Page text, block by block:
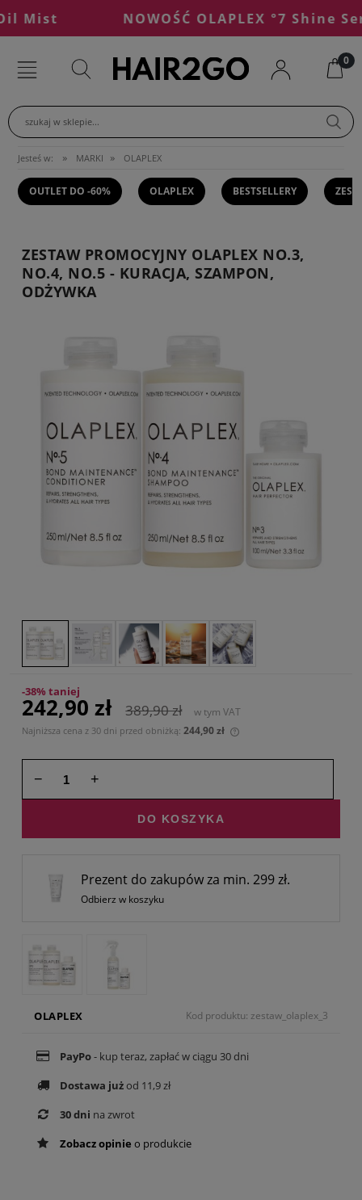
NOWOŚĆ OLAPLEX °7 Shine
szukaj w sklepie...
Jesteś w: » MARKI » OLAPLEX
OUTLET DO -60% OLAPLEX BESTSELLERY
ZESTAW PROMOCYJNY OLAPLEX NO.3,
NO.4, NO.5 - KURACJA, SZAMPON,
ODŻYWKA
-38% taniej
242,90 zł 389,90 zł w tym VAT
Najniższa cena z 30 dni przed obniżką: 244,90 zł
30 dni, wyświetlana jest
Prezent do zakupów za min. 299 zł.
Odbierz w koszyku
− +
DO KOSZYKA
OLAPLEX Kod produktu: zestaw_olaplex_3
PayPo- kup teraz, zapłać w ciągu 30 dni
Dostawa jużod 11,9 zł
30 dni na zwrot
Zobacz opinie o produkcie